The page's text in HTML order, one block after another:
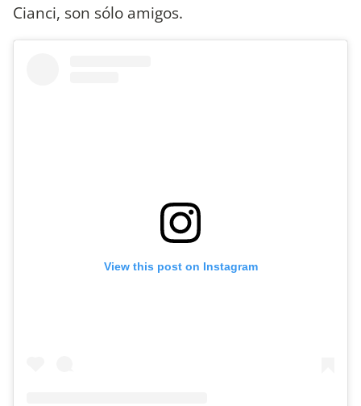
Cianci, son sólo amigos.
View this post on Instagram